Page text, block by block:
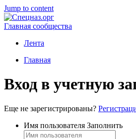
Jump to content
Главная сообщества
Лента
Главная
Вход в учетную
Еще не зарегистрированы?
Имя пользователя Заполнить